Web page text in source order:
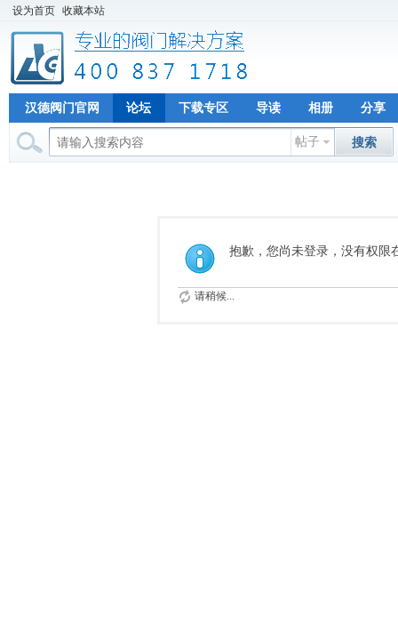
设为首页 收藏本站
汉德阀门官网 论坛 下载专区 导读 相册 分享
帖子 搜索
抱歉，您尚未登录，没有权限
请稍候...